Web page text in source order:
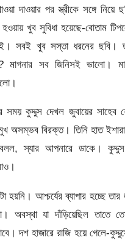
দাওয়ার পর স্ত্রীকে সঙ্গে
হওয়ায় খুব সুবিধা হয়েছে-বোতাম
সবই খুব সস্তা ধরনের ছবি।
মাগনার সব জিনিসই ভালো।
সময় কুদ্দুস দেখল জুবায়ের সাহেব
অসম্ভব বিরক্ত। তিনি হাত
বলল, স্যার আপনারে ডাকে।
হয়নি। আশ্চর্যের ব্যাপার হচ্ছে
অবস্থা যা দাঁড়িয়েছিল তাতে
দশ হাজারে রাজি হয়ে গেলে-